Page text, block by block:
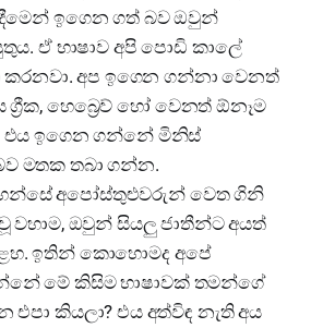
ඉගෙන ගත් බව ඔවුන්
ඒ භාෂාව අපි පොඩි කාලේ
කරනවා. අප ඉගෙන ගන්නා වෙනත්
ග්‍රීක, හෙබ්‍රෙව් හෝ වෙනත් ඕනෑම
එය ඉගෙන ගන්නේ මිනිස්
මතක තබා ගන්න.
අපෝස්තුළුවරුන් වෙත ගිනි
වහාම, ඔවුන් සියලු ජාතීන්ට අයත්
ඉතින් කොහොමද අපේ
මේ කිසිම භාෂාවක් තමන්ගේ
කියලා? එය අත්විඳ නැති අය